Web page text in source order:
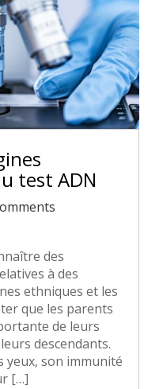
test ADN
des
à des
ethniques et les
que les parents
de leurs
descendants.
yeux, son immunité
[…]